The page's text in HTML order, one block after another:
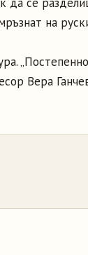
на
Вера